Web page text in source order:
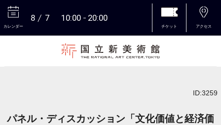
カレンダー
8 7 10:00 20:00
チケット アクセス
ID:3259
パネル・ディスカッション「文化価値と経済価